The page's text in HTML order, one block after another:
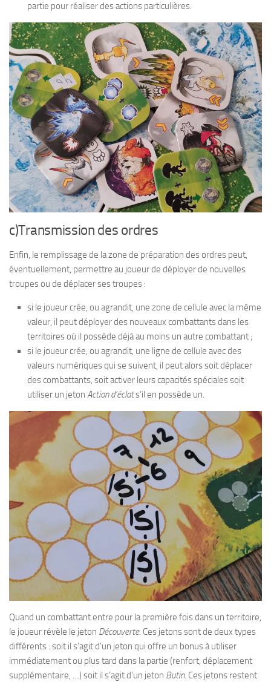
partie pour réaliser des actions particulières.
c)Transmission des ordres
Enfin, le remplissage de la zone de préparation des ordres peut,
éventuellement, permettre au joueur de déployer de nouvelles
troupes ou de déplacer ses troupes :
si le joueur crée, ou agrandit, une zone de cellule avec la même
valeur, il peut déployer des nouveaux combattants dans les
territoires où il possède déjà au moins un autre combattant ;
si le joueur crée, ou agrandit, une ligne de cellule avec des
valeurs numériques qui se suivent, il peut alors soit déplacer
des combattants, soit activer leurs capacités spéciales soit
utiliser un jeton Action d’éclats’il en possède un.
Quand un combattant entre pour la première fois dans un territoire,
le joueur révèle le jeton Découverte. Ces jetons sont de deux types
différents : soit il s’agit d’un jeton qui offre un bonus à utiliser
immédiatement ou plus tard dans la partie (renfort, déplacement
supplémentaire, …) soit il s’agit d’un jeton Butin. Ces jetons restent